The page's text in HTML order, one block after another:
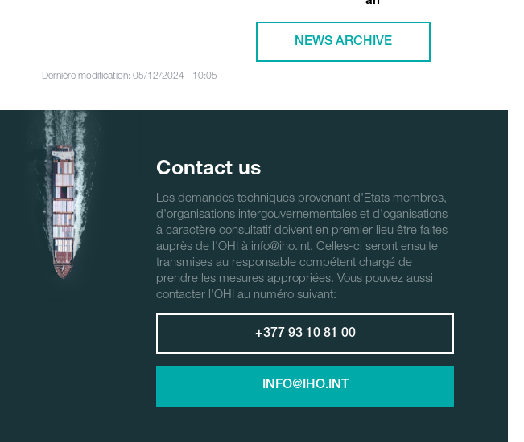
Dernière modification: 05/12/2024 - 10:05
NEWS ARCHIVE
Contact us
Les demandes techniques provenant d'Etats membres,
d'organisations intergouvernementales et d'oganisations
à caractère consultatif doivent en premier lieu être faites
auprès de l'OHI à info@iho.int. Celles-ci seront ensuite
transmises au responsable compétent chargé de
prendre les mesures appropriées. Vous pouvez aussi
contacter l'OHI au numéro suivant:
+377 93 10 81 00
INFO@IHO.INT